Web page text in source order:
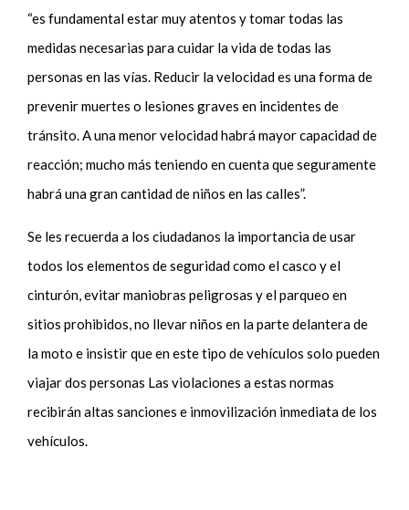
“es fundamental estar muy atentos y tomar todas las
medidas necesarias para cuidar la vida de todas las
personas en las vías. Reducir la velocidad es una forma de
prevenir muertes o lesiones graves en incidentes de
tránsito. A una menor velocidad habrá mayor capacidad de
reacción; mucho más teniendo en cuenta que seguramente
habrá una gran cantidad de niños en las calles”.
Se les recuerda a los ciudadanos la importancia de usar
todos los elementos de seguridad como el casco y el
cinturón, evitar maniobras peligrosas y el parqueo en
sitios prohibidos, no llevar niños en la parte delantera de
la moto e insistir que en este tipo de vehículos solo pueden
viajar dos personas Las violaciones a estas normas
recibirán altas sanciones e inmovilización inmediata de los
vehículos.